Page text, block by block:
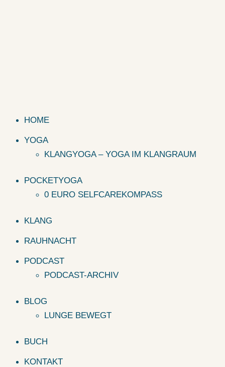
HOME
YOGA
KLANGYOGA – YOGA IM KLANGRAUM
POCKETYOGA
0 EURO SELFCAREKOMPASS
KLANG
RAUHNACHT
PODCAST
PODCAST-ARCHIV
BLOG
LUNGE BEWEGT
BUCH
KONTAKT